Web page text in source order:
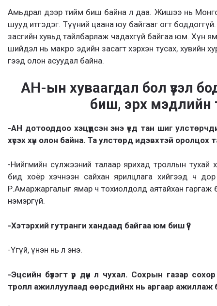
Амьдрал дээр тийм биш байна л даа. Жишээ нь
шууд итгэдэг. Түүний цаана юу байгааг огт
засгийн хувьд тайлбарлаж чадахгүй байгаа юм. Хүн
шийдэл нь макро эдийн засагт хэрхэн тусах, хувийн
гээд олон асуудал байна.
АН-ын хуваагдал бол үзэл
биш, эрх мэдлийн
-АН дотооддоо хэцүүдсэн энэ үед тан шиг
хүсэх хүн олон байна. Та улстөрд идэвхтэй оролцох
-Нийгмийн сүлжээний талаар ярихад троллын тухай
бид хоёр хэчнээн сайхан ярилцлага хийгээд ч
Р.Амаржаргалыг ямар ч тохиолдолд аятайхан гаргаж
нэмэргүй.
-Хэтэрхий гутранги хандаад байгаа юм биш үү?
-Үгүй, үнэн нь л энэ.
-Эцсийн бүлэгт үр дүн л чухал. Сохрын газар
тролл ажиллуулаад өөрсдийнх нь аргаар ажиллаж